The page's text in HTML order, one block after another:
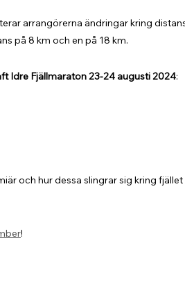
arrangörerna ändringar kring
på 8 km och en på 18 km.
Idre Fjällmaraton 23-24 augusti 2024:
och hur dessa slingrar sig kring fjället
!